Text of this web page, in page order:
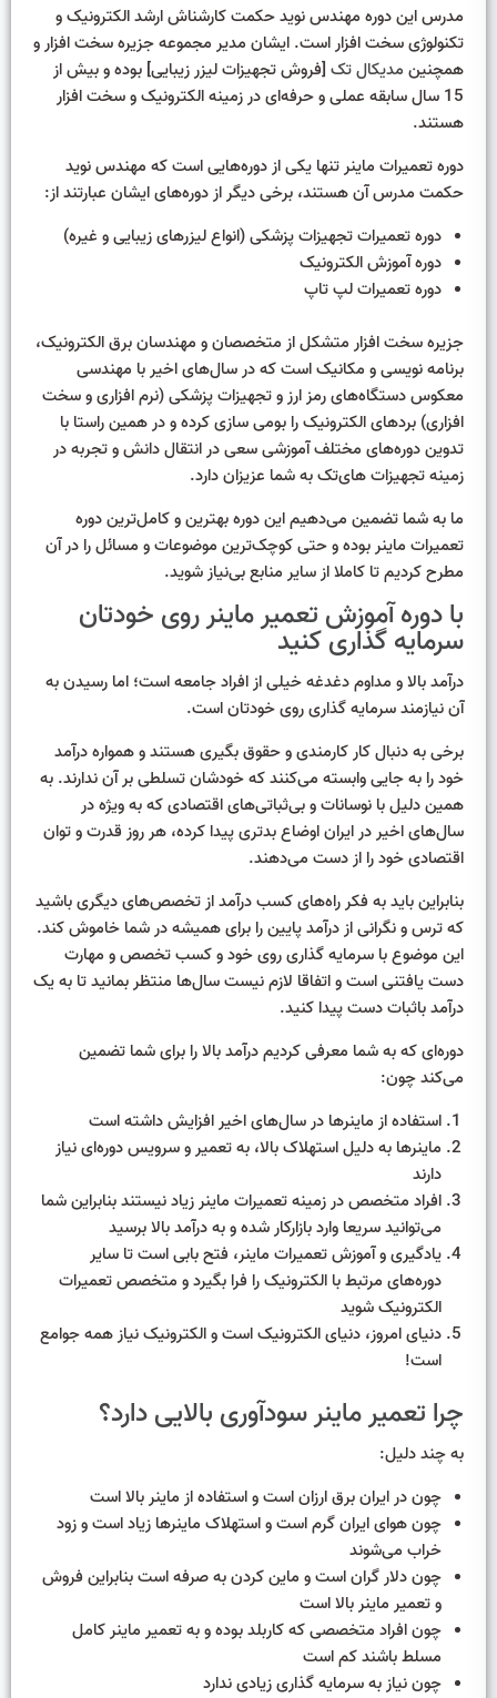
مدرس این دوره مهندس نوید حکمت کارشناش ارشد الکترونیک و
تکنولوژی سخت افزار است. ایشان مدیر مجموعه جزیره سخت افزار و
همچنین مدیکال تک [فروش تجهیزات لیزر زیبایی] بوده و بیش از
15 سال سابقه عملی و حرفه‌ای در زمینه الکترونیک و سخت افزار
هستند.
دوره تعمیرات ماینر تنها یکی از دوره‌هایی است که مهندس نوید
حکمت مدرس آن هستند، برخی دیگر از دوره‌های ایشان عبارتند از:
دوره تعمیرات تجهیزات پزشکی (انواع لیزرهای زیبایی و غیره)
دوره آموزش الکترونیک
دوره تعمیرات لپ تاپ
جزیره سخت افزار متشکل از متخصصان و مهندسان برق الکترونیک،
برنامه نویسی و مکانیک است که در سال‌های اخیر با مهندسی
معکوس دستگاه‌های رمز ارز و تجهیزات پزشکی (نرم افزاری و سخت
افزاری) بردهای الکترونیک را بومی سازی کرده و در همین راستا با
تدوین دوره‌های مختلف آموزشی سعی در انتقال دانش و تجربه در
زمینه تجهیزات های‌تک به شما عزیزان دارد.
ما به شما تضمین می‌دهیم این دوره بهترین و کامل‌ترین دوره
تعمیرات ماینر بوده و حتی کوچک‌ترین موضوعات و مسائل را در آن
مطرح کردیم تا کاملا از سایر منابع بی‌نیاز شوید.
با دوره آموزش تعمیر ماینر روی خودتان
سرمایه گذاری کنید
درآمد بالا و مداوم دغدغه خیلی از افراد جامعه است؛ اما رسیدن به
آن نیازمند سرمایه گذاری روی خودتان است.
برخی به دنبال کار کارمندی و حقوق بگیری هستند و همواره درآمد
خود را به جایی وابسته می‌کنند که خودشان تسلطی بر آن ندارند. به
همین دلیل با نوسانات و بی‌ثباتی‌های اقتصادی که به ویژه در
سال‌های اخیر در ایران اوضاع بدتری پیدا کرده، هر روز قدرت و توان
اقتصادی خود را از دست می‌دهند.
بنابراین باید به فکر راه‌های کسب درآمد از تخصص‌های دیگری باشید
که ترس و نگرانی از درآمد پایین را برای همیشه در شما خاموش کند.
این موضوع با سرمایه گذاری روی خود و کسب تخصص و مهارت
دست یافتنی است و اتفاقا لازم نیست سال‌ها منتظر بمانید تا به یک
درآمد باثبات دست پیدا کنید.
دوره‌ای که به شما معرفی کردیم درآمد بالا را برای شما تضمین
می‌کند چون:
استفاده از ماینرها در سال‌های اخیر افزایش داشته است
ماینرها به دلیل استهلاک بالا، به تعمیر و سرویس دوره‌ای نیاز
دارند
افراد متخصص در زمینه تعمیرات ماینر زیاد نیستند بنابراین شما
می‌توانید سریعا وارد بازارکار شده و به درآمد بالا برسید
یادگیری و آموزش تعمیرات ماینر، فتح بابی است تا سایر
دوره‌های مرتبط با الکترونیک را فرا بگیرد و متخصص تعمیرات
الکترونیک شوید
دنیای امروز، دنیای الکترونیک است و الکترونیک نیاز همه جوامع
است!
چرا تعمیر ماینر سودآوری بالایی دارد؟
به چند دلیل:
چون در ایران برق ارزان است و استفاده از ماینر بالا است
چون هوای ایران گرم است و استهلاک ماینرها زیاد است و زود
خراب می‌شوند
چون دلار گران است و ماین کردن به صرفه است بنابراین فروش
و تعمیر ماینر بالا است
چون افراد متخصصی که کاربلد بوده و به تعمیر ماینر کامل
مسلط باشند کم است
چون نیاز به سرمایه گذاری زیادی ندارد